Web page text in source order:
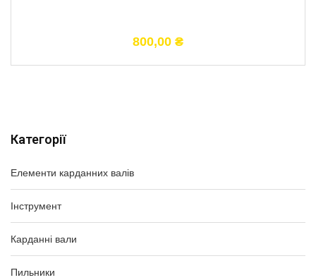
Категорії
Елементи карданних валів
Інструмент
Карданні вали
Пильники
800,00 ₴